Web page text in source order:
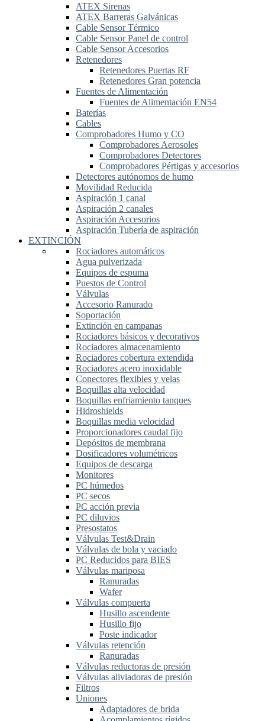
ATEX Sirenas
ATEX Barreras Galvánicas
Cable Sensor Térmico
Cable Sensor Panel de control
Cable Sensor Accesorios
Retenedores
Retenedores Puertas RF
Retenedores Gran potencia
Fuentes de Alimentación
Fuentes de Alimentación EN54
Baterías
Cables
Comprobadores Humo y CO
Comprobadores Aerosoles
Comprobadores Detectores
Comprobadores Pértigas y accesorios
Detectores autónomos de humo
Movilidad Reducida
Aspiración 1 canal
Aspiración 2 canales
Aspiración Accesorios
Aspiración Tubería de aspiración
EXTINCIÓN
Rociadores automáticos
Agua pulverizada
Equipos de espuma
Puestos de Control
Válvulas
Accesorio Ranurado
Soportación
Extinción en campanas
Rociadores básicos y decorativos
Rociadores almacenamiento
Rociadores cobertura extendida
Rociadores acero inoxidable
Conectores flexibles y velas
Boquillas alta velocidad
Boquillas enfriamiento tanques
Hidroshields
Boquillas media velocidad
Proporcionadores caudal fijo
Depósitos de membrana
Dosificadores volumétricos
Equipos de descarga
Monitores
PC húmedos
PC secos
PC acción previa
PC diluvios
Presostatos
Válvulas Test&Drain
Válvulas de bola y vaciado
PC Reducidos para BIES
Válvulas mariposa
Ranuradas
Wafer
Válvulas compuerta
Husillo ascendente
Husillo fijo
Poste indicador
Válvulas retención
Ranuradas
Válvulas reductoras de presión
Válvulas aliviadoras de presión
Filtros
Uniones
Adaptadores de brida